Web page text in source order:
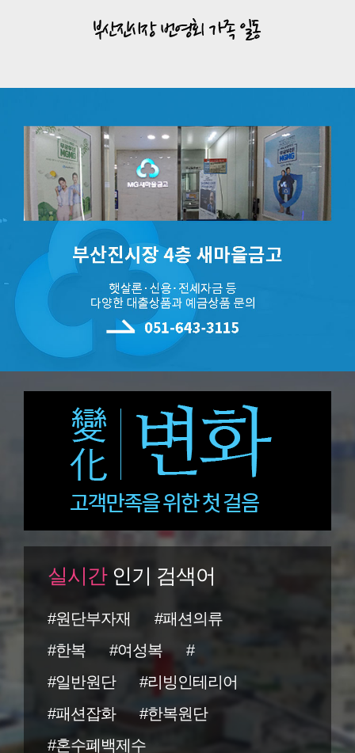
실시간인기 검색어
#원단부자재
#패션의류
#한복
#여성복
#
#일반원단
#리빙인테리어
#패션잡화
#한복원단
#혼수폐백제수